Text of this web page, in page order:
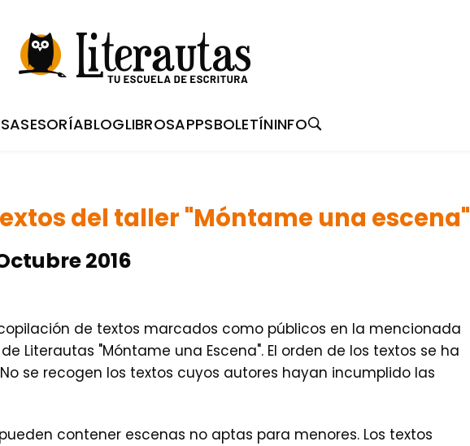
ASESORÍABLOGLIBROSAPPSBOLETÍNINFO
del taller "Móntame una escena"
2016
de textos marcados como públicos en la mencionada
Literautas "Móntame una Escena". El orden de los textos se ha
se recogen los textos cuyos autores hayan incumplido las
pueden contener escenas no aptas para menores. Los textos